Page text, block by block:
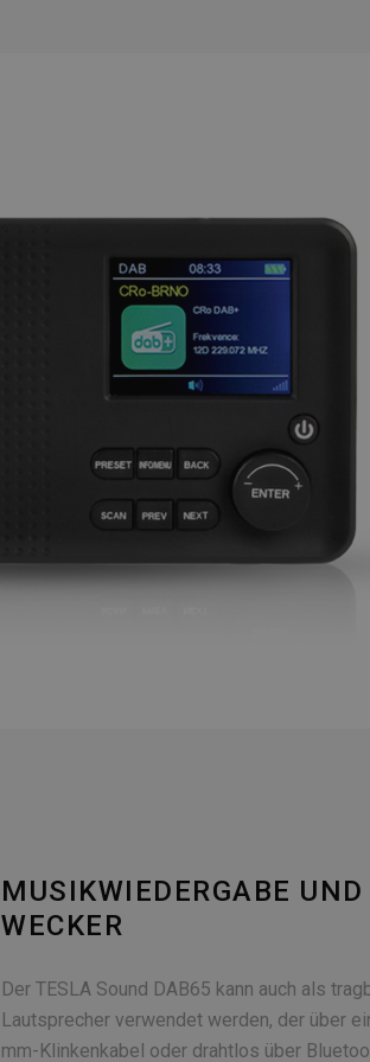
MUSIKWIEDERGABE UND
WECKER
Der TESLA Sound DAB65 kann auch als
Lautsprecher verwendet werden, der über
mm-Klinkenkabel oder drahtlos über